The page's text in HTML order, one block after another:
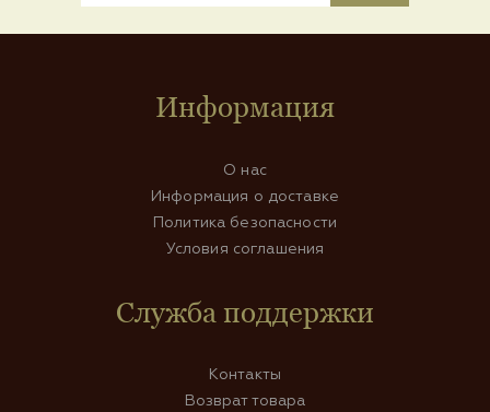
Информация
О нас
Информация о доставке
Политика безопасности
Условия соглашения
Служба поддержки
Контакты
Возврат товара